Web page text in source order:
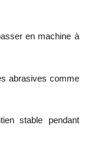
en machine à
abrasives comme
stable pendant